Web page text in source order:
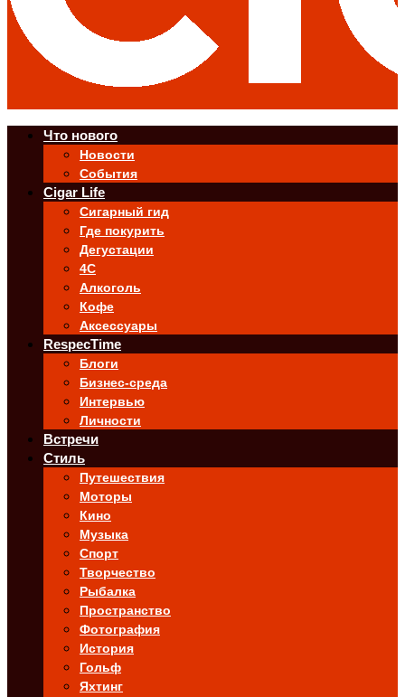
Что нового
Новости
События
Cigar Life
Сигарный гид
Где покурить
Дегустации
4C
Алкоголь
Кофе
Аксессуары
RespecTime
Блоги
Бизнес-среда
Интервью
Личности
Встречи
Стиль
Путешествия
Моторы
Кино
Музыка
Спорт
Творчество
Рыбалка
Пространство
Фотография
История
Гольф
Яхтинг